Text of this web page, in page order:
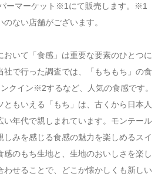
ーマーケット※1にて販売します。※1
ない店舗がございます。
いて「食感」は重要な要素のひとつに
社で行った調査では、「もちもち」の食
クイン※2するなど、人気の食感です。
ともいえる「もち」は、古くから日本人
い年代で親しまれています。モンテール
しみを感じる食感の魅力を楽しめるスイ
感のもち生地と、生地のおいしさを楽し
わせることで、どこか懐かしくも新しい